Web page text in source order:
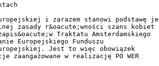
i zarazem stanowi podstawę
zasady r&oacute;wności szans kobiet
Traktatu Amsterdamskiego
Europejskiego Funduszu
Jest to więc obowiązek
zaangażowane w realizację PO WER